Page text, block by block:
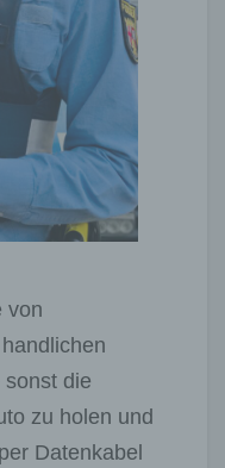
von
die
zu holen und
Datenkabel